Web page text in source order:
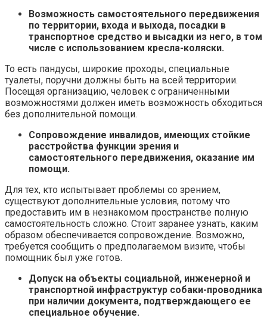
Возможность самостоятельного передвижения
по территории, входа и выхода, посадки в
транспортное средство и высадки из него, в том
числе с использованием кресла-коляски.
То есть пандусы, широкие проходы, специальные
туалеты, поручни должны быть на всей территории.
Посещая организацию, человек с ограниченными
возможностями должен иметь возможность обходиться
без дополнительной помощи.
Сопровождение инвалидов, имеющих стойкие
расстройства функции зрения и
самостоятельного передвижения, оказание им
помощи.
Для тех, кто испытывает проблемы со зрением,
существуют дополнительные условия, потому что
предоставить им в незнакомом пространстве полную
самостоятельность сложно. Стоит заранее узнать, каким
образом обеспечивается сопровождение. Возможно,
требуется сообщить о предполагаемом визите, чтобы
помощник был уже готов.
Допуск на объекты социальной, инженерной и
транспортной инфраструктур собаки-проводника
при наличии документа, подтверждающего ее
специальное обучение.